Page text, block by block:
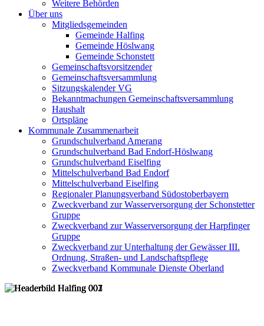
Weitere Behörden
Über uns
Mitgliedsgemeinden
Gemeinde Halfing
Gemeinde Höslwang
Gemeinde Schonstett
Gemeinschaftsvorsitzender
Gemeinschaftsversammlung
Sitzungskalender VG
Bekanntmachungen Gemeinschaftsversammlung
Haushalt
Ortspläne
Kommunale Zusammenarbeit
Grundschulverband Amerang
Grundschulverband Bad Endorf-Höslwang
Grundschulverband Eiselfing
Mittelschulverband Bad Endorf
Mittelschulverband Eiselfing
Regionaler Planungsverband Südostoberbayern
Zweckverband zur Wasserversorgung der Schonstetter
Gruppe
Zweckverband zur Wasserversorgung der Harpfinger
Gruppe
Zweckverband zur Unterhaltung der Gewässer III.
Ordnung, Straßen- und Landschaftspflege
Zweckverband Kommunale Dienste Oberland